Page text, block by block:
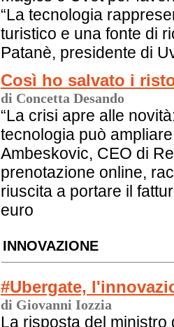
“La tecnologia
turistico e una fonte di
Patanè, presidente di
Così ho salvato i
di Concetta Desando
“La crisi apre alle
tecnologia può
Ambeskovic, CEO di
prenotazione online,
riuscita a portare il
euro
INNOVAZIONE
#Ubergate,
di Giovanni Iozzia
La risposta del ministro